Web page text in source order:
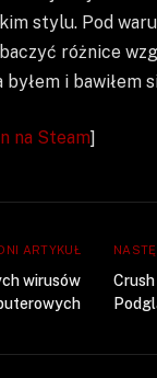
stylu. Pod
różnice
byłem i bawiłem
na Steam]
ARTYKUŁ
wirusów